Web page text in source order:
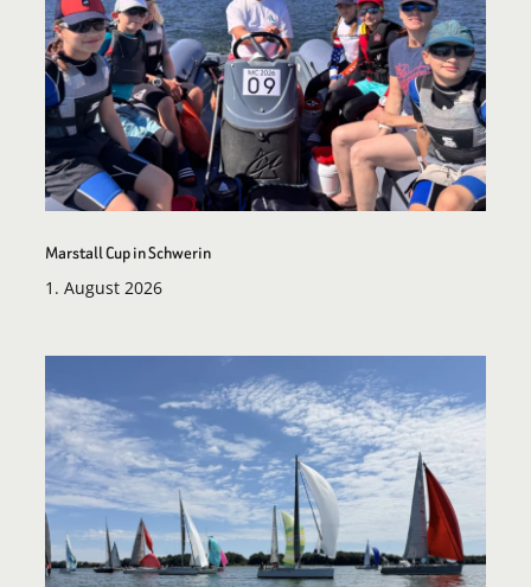
Marstall Cup in Schwerin
1. August 2026